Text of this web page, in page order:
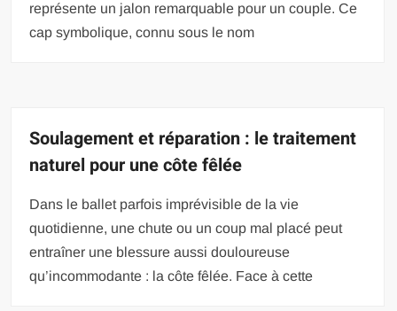
représente un jalon remarquable pour un couple. Ce
cap symbolique, connu sous le nom
Soulagement et réparation : le traitement
naturel pour une côte fêlée
Dans le ballet parfois imprévisible de la vie
quotidienne, une chute ou un coup mal placé peut
entraîner une blessure aussi douloureuse
qu’incommodante : la côte fêlée. Face à cette